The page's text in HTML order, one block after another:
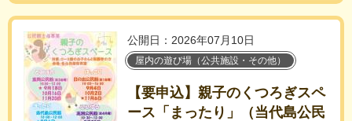
公開日：2026年07月10日
屋内の遊び場（公共施設・その他）
【要申込】親子のくつろぎスペ
ース「まったり」（当代島公民